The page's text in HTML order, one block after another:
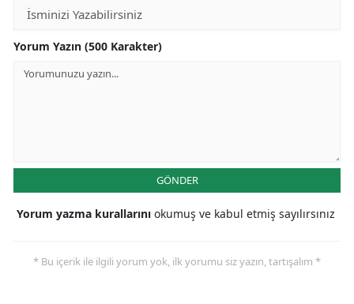
Yorum Yazın (500 Karakter)
GÖNDER
Yorum yazma kurallarını okumuş ve kabul etmiş sayılırsınız
* Bu içerik ile ilgili yorum yok, ilk yorumu siz yazın, tartışalım *